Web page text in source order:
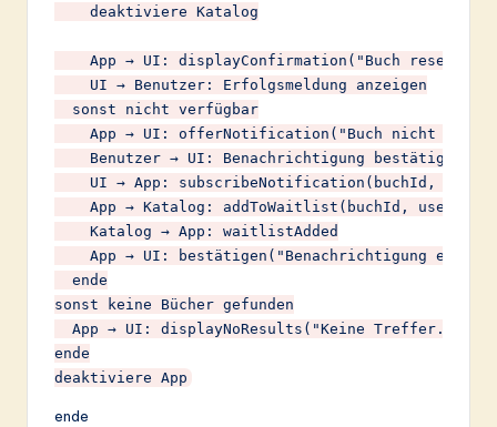
    deaktiviere Katalog
App → UI: displayConfirmation("Buch
    UI → Benutzer: Erfolgsmeldung anzeigen
  sonst nicht verfügbar
App → UI: offerNotification("Buch nicht
    Benutzer → UI: Benachrichtigung bestätigen
UI → App: subscribeNotification(buchId,
    App → Katalog: addToWaitlist(buchId, userId)
    Katalog → App: waitlistAdded
App → UI: bestätigen("Benachrichtigung
  ende
sonst keine Bücher gefunden
App → UI: displayNoResults("Keine Treffer.
ende
ende